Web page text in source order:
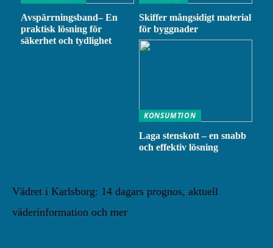
Avspärrningsband– En
praktisk lösning för
säkerhet och tydlighet
Skiffer mångsidigt material
för byggnader
KONSUMTION
Laga stenskott – en snabb
och effektiv lösning
Vädret i Karlsborg: 14 dagars prognos, aktuell
väderinformation och mer